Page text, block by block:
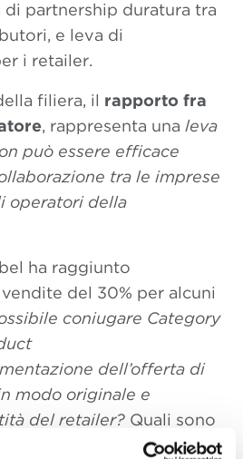
partnership duratura tra
e leva di
i retailer.
filiera, il rapporto fra
, rappresenta una leva
può essere efficace
tra le imprese
operatori della
ha raggiunto
del 30% per alcuni
coniugare Category
dell’offerta di
modo originale e
del retailer? Quali sono
i retailer ricercano nei